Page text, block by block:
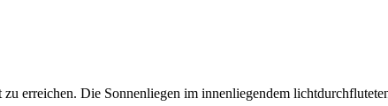
erreichen. Die Sonnenliegen im innenliegendem